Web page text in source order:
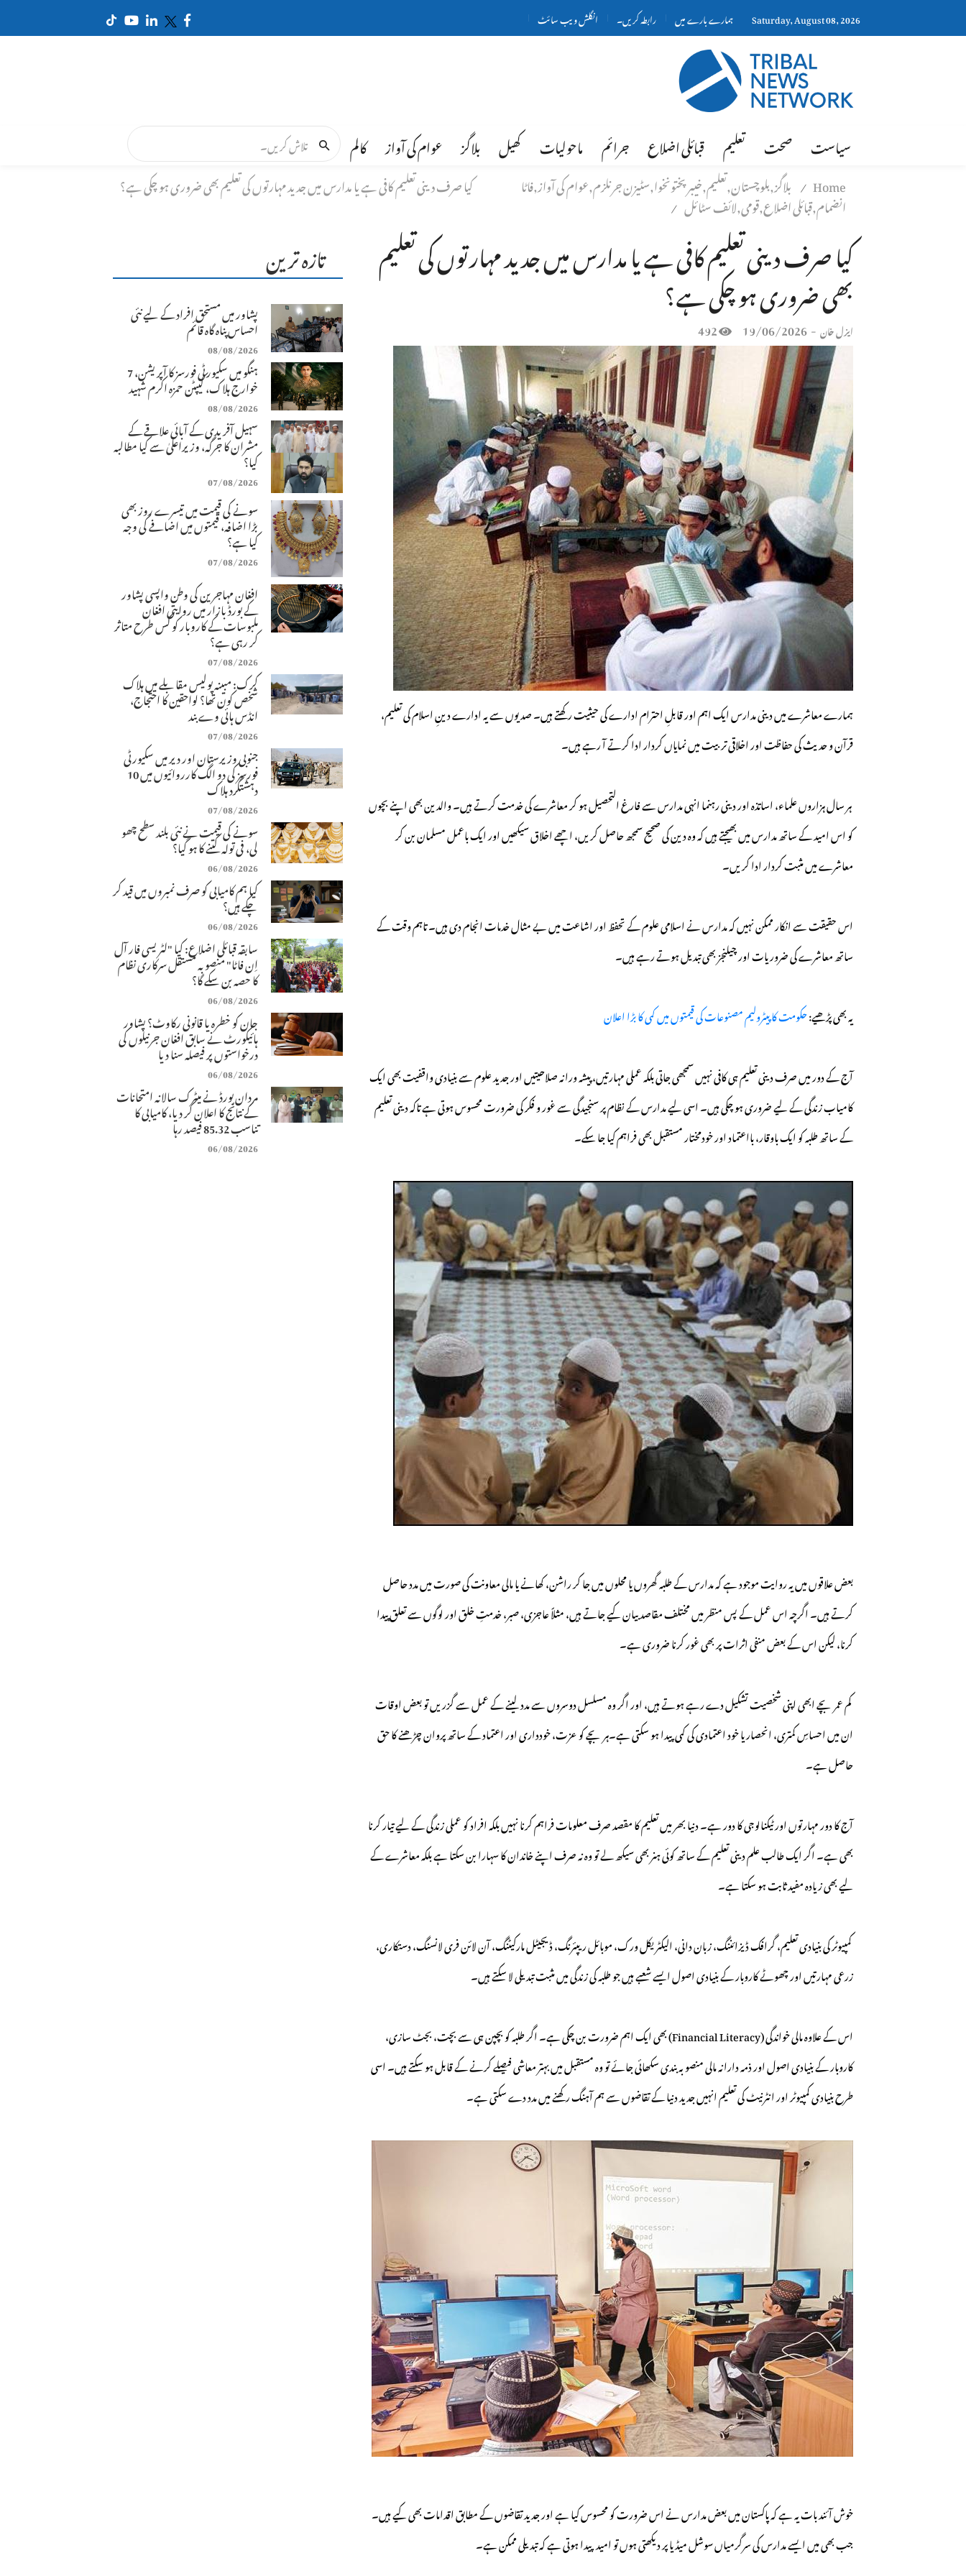
Saturday, August 08, 2026 ہمارے بارے میں رابطہ کریں۔ انگلش ویب سائٹ
سیاست صحت تعلیم قبائلی اضلاع جرائم ماحولیات کھیل بلاگز عوام کی آواز کالم
کیا صرف دینی تعلیم کافی ہے یا مدارس میں جدید مہارتوں کی تعلیم بھی ضروری ہو چکی ہے؟ Home
/ بلاگز,بلوچستان,تعلیم,خیبر پختونخوا,سٹیزن جرنلزم,عوام کی آواز,فاٹا
انضمام,قبائلی اضلاع,قومی,لائف سٹائل /
کیا صرف دینی تعلیم کافی ہے یا مدارس میں جدید مہارتوں کی تعلیم
بھی ضروری ہو چکی ہے؟
ایزل خان -
19/06/2026
ہمارے معاشرے میں دینی مدارس ایک اہم اور قابلِ احترام ادارے کی حیثیت رکھتے ہیں۔ صدیوں سے یہ ادارے دینِ اسلام کی تعلیم،
قرآن و حدیث کی حفاظت اور اخلاقی تربیت میں نمایاں کردار ادا کرتے آ رہے ہیں۔
ہر سال ہزاروں علماء، اساتذہ اور دینی رہنما انہی مدارس سے فارغ التحصیل ہو کر معاشرے کی خدمت کرتے ہیں۔ والدین بھی اپنے بچوں
کو اس امید کے ساتھ مدارس میں بھیجتے ہیں کہ وہ دین کی صحیح سمجھ حاصل کریں، اچھے اخلاق سیکھیں اور ایک باعمل مسلمان بن کر
معاشرے میں مثبت کردار ادا کریں۔
اس حقیقت سے انکار ممکن نہیں کہ مدارس نے اسلامی علوم کے تحفظ اور اشاعت میں بے مثال خدمات انجام دی ہیں۔ تاہم وقت کے
ساتھ معاشرے کی ضروریات اور چیلنجز بھی تبدیل ہوتے رہے ہیں۔
یہ بھی پڑھیے:حکومت کا پیٹرولیم مصنوعات کی قیمتوں میں کمی کا بڑا اعلان
آج کے دور میں صرف دینی تعلیم ہی کافی نہیں سمجھی جاتی بلکہ عملی مہارتیں، پیشہ ورانہ صلاحیتیں اور جدید علوم سے بنیادی واقفیت بھی ایک
کامیاب زندگی کے لیے ضروری ہو چکی ہیں۔ اسی لیے مدارس کے نظام پر سنجیدگی سے غور و فکر کی ضرورت محسوس ہوتی ہے تاکہ دینی تعلیم
کے ساتھ طلبہ کو ایک باوقار، بااعتماد اور خودمختار مستقبل بھی فراہم کیا جا سکے۔
بعض علاقوں میں یہ روایت موجود ہے کہ مدارس کے طلبہ گھروں یا محلوں میں جا کر راشن، کھانے یا مالی معاونت کی صورت میں مدد حاصل
کرتے ہیں۔ اگرچہ اس عمل کے پس منظر میں مختلف مقاصد بیان کیے جاتے ہیں، مثلاً عاجزی، صبر، خدمتِ خلق اور لوگوں سے تعلق پیدا
کرنا، لیکن اس کے بعض منفی اثرات پر بھی غور کرنا ضروری ہے۔
کم عمر بچے ابھی اپنی شخصیت تشکیل دے رہے ہوتے ہیں، اور اگر وہ مسلسل دوسروں سے مدد لینے کے عمل سے گزریں تو بعض اوقات
ان میں احساسِ کمتری، انحصار یا خود اعتمادی کی کمی پیدا ہو سکتی ہے۔ہر بچے کو عزت، خودداری اور اعتماد کے ساتھ پروان چڑھنے کا حق
حاصل ہے۔
آج کا دور مہارتوں اور ٹیکنالوجی کا دور ہے۔ دنیا بھر میں تعلیم کا مقصد صرف معلومات فراہم کرنا نہیں بلکہ افراد کو عملی زندگی کے لیے تیار کرنا
بھی ہے۔ اگر ایک طالب علم دینی تعلیم کے ساتھ کوئی ہنر بھی سیکھ لے تو وہ نہ صرف اپنے خاندان کا سہارا بن سکتا ہے بلکہ معاشرے کے
لیے بھی زیادہ مفید ثابت ہو سکتا ہے۔
کمپیوٹر کی بنیادی تعلیم، گرافک ڈیزائننگ، زبان دانی، الیکٹریکل ورک، موبائل ریپئرنگ، ڈیجیٹل مارکیٹنگ، آن لائن فری لانسنگ، دستکاری،
زرعی مہارتیں اور چھوٹے کاروبار کے بنیادی اصول ایسے شعبے ہیں جو طلبہ کی زندگی میں مثبت تبدیلی لا سکتے ہیں۔
اس کے علاوہ مالی خواندگی (Financial Literacy) بھی ایک اہم ضرورت بن چکی ہے۔ اگر طلبہ کو بچپن ہی سے بچت، بجٹ سازی،
کاروبار کے بنیادی اصول اور ذمہ دارانہ مالی منصوبہ بندی سکھائی جائے تو وہ مستقبل میں بہتر معاشی فیصلے کرنے کے قابل ہو سکتے ہیں۔ اسی
طرح بنیادی کمپیوٹر اور انٹرنیٹ کی تعلیم انہیں جدید دنیا کے تقاضوں سے ہم آہنگ رکھنے میں مدد دے سکتی ہے۔
خوش آئند بات یہ ہے کہ پاکستان میں بعض مدارس نے اس ضرورت کو محسوس کیا ہے اور جدید تقاضوں کے مطابق اقدامات بھی کیے ہیں۔
جب بھی میں ایسے مدارس کی سرگرمیاں سوشل میڈیا پر دیکھتی ہوں تو امید پیدا ہوتی ہے کہ تبدیلی ممکن ہے۔
تازہ ترین
پشاور میں مستحق افراد کے لیے نئی
احساس پناہ گاہ قائم
08/08/2026
ہنگو میں سکیورٹی فورسز کا آپریشن، 7
خوارج ہلاک، کیپٹن حمزہ اکرم شہید
08/08/2026
سہیل آفریدی کے آبائی علاقے کے
مشران کا جرگہ، وزیراعلیٰ سے کیا مطالبہ
کیا؟
07/08/2026
سونے کی قیمت میں تیسرے روز بھی
بڑا اضافہ، قیمتوں میں اضافے کی وجہ
کیا ہے؟
07/08/2026
افغان مہاجرین کی وطن واپسی پشاور
کے بورڈ بازار میں روایتی افغان
ملبوسات کے کاروبار کو کس طرح متاثر
کر رہی ہے؟
07/08/2026
کرک: مبینہ پولیس مقابلے میں ہلاک
شخص کون تھا؟ لواحقین کا احتجاج،
انڈس ہائی وے بند
07/08/2026
جنوبی وزیرستان اور دیر میں سکیورٹی
فورسز کی دو الگ کارروائیوں میں 10
دہشتگرد ہلاک
07/08/2026
سونے کی قیمت نے نئی بلند سطح چھو
لی، فی تولہ کتنے کا ہو گیا؟
06/08/2026
کیا ہم کامیابی کو صرف نمبروں میں قید کر
چکے ہیں؟
06/08/2026
سابقہ قبائلی اضلاع: کیا "لٹریسی فار آل
اِن فاٹا" منصوبہ مستقل سرکاری نظام
کا حصہ بن سکے گا؟
06/08/2026
جان کو خطرہ یا قانونی رکاوٹ؟ پشاور
ہائیکورٹ نے سابق افغان جرنیلوں کی
درخواستوں پر فیصلہ سنا دیا
06/08/2026
مردان بورڈ نے میٹرک سالانہ امتحانات
کے نتائج کا اعلان کر دیا، کامیابی کا
تناسب 85.32 فیصد رہا
06/08/2026